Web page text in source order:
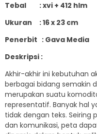
Tebal : xvi + 412 hlm
Ukuran : 16 x 23 cm
Penerbit : Gava Media
Deskripsi :
Akhir-akhir ini kebutuhan
berbagai bidang semakin
merupakan suatu
representatif. Banyak hal
tidak dengan teks. Seiring
dan komunikasi, peta